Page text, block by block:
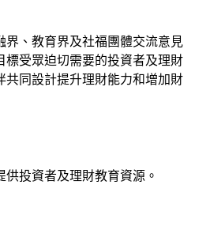
界、教育界及社福團體交流意見
標受眾迫切需要的投資者及理財
共同設計提升理財能力和增加財
投資者及理財教育資源。